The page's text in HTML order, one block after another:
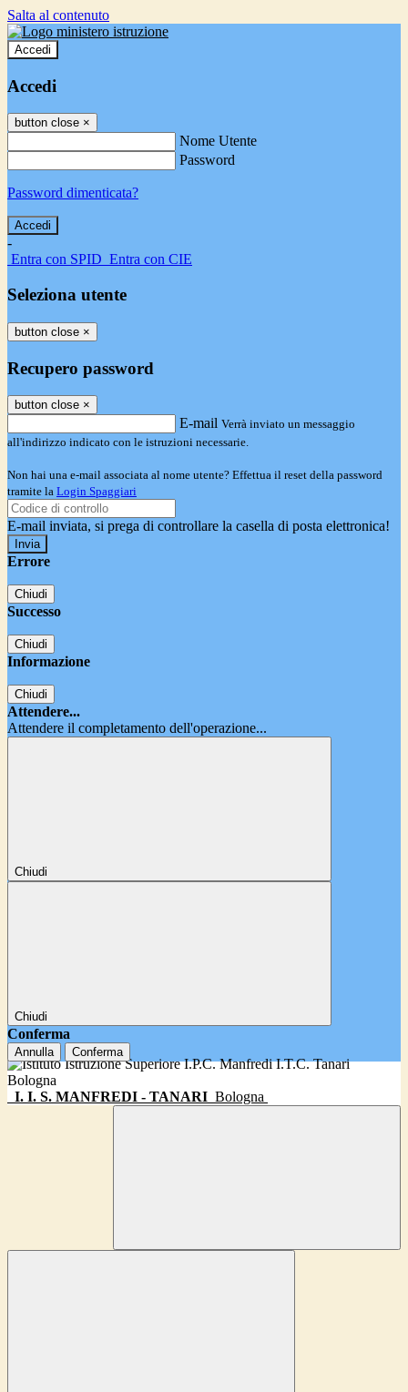
Salta al contenuto
Accedi
Accedi
button close ×
Nome Utente
Password
Password dimenticata?
-
Entra con SPID Entra con CIE
Seleziona utente
button close ×
Recupero password
button close ×
E-mail Verrà inviato un messaggio
all'indirizzo indicato con le istruzioni necessarie.
Non hai una e-mail associata al nome utente? Effettua il reset della password
tramite la Login Spaggiari
E-mail inviata, si prega di controllare la casella di posta elettronica!
Errore
Chiudi
Successo
Chiudi
Informazione
Chiudi
Attendere...
Attendere il completamento dell'operazione...
Chiudi
Chiudi
Conferma
Annulla Conferma
I. I. S. MANFREDI - TANARI Bologna